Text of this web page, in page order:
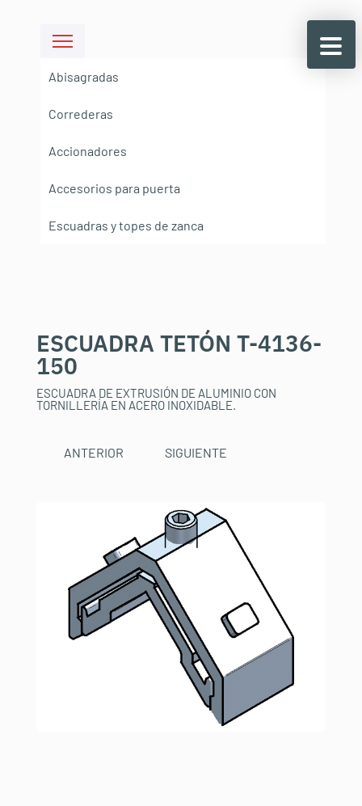
Abisagradas
Correderas
Accionadores
Accesorios para puerta
Escuadras y topes de zanca
ESCUADRA TETÓN T-4136-
150
ESCUADRA DE EXTRUSIÓN DE ALUMINIO CON
TORNILLERÍA EN ACERO INOXIDABLE.
SIGUIENTE
ANTERIOR